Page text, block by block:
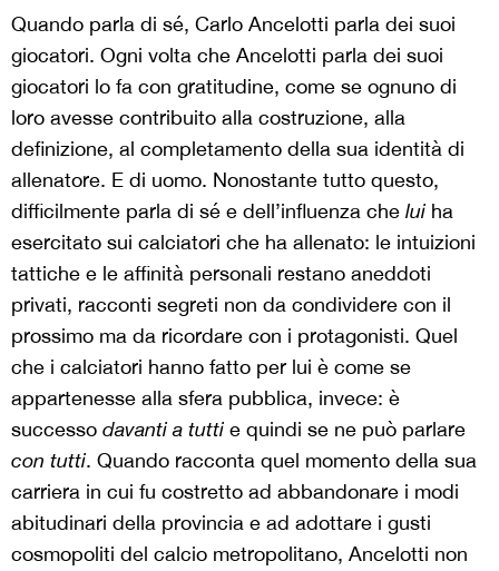
Quando parla di sé, Carlo Ancelotti parla dei suoi
giocatori. Ogni volta che Ancelotti parla dei suoi
giocatori lo fa con gratitudine, come se ognuno di
loro avesse contribuito alla costruzione, alla
definizione, al completamento della sua identità di
allenatore. E di uomo. Nonostante tutto questo,
difficilmente parla di sé e dell’influenza che lui ha
esercitato sui calciatori che ha allenato: le intuizioni
tattiche e le affinità personali restano aneddoti
privati, racconti segreti non da condividere con il
prossimo ma da ricordare con i protagonisti. Quel
che i calciatori hanno fatto per lui è come se
appartenesse alla sfera pubblica, invece: è
successo davanti a tutti e quindi se ne può parlare
con tutti. Quando racconta quel momento della sua
carriera in cui fu costretto ad abbandonare i modi
abitudinari della provincia e ad adottare i gusti
cosmopoliti del calcio metropolitano, Ancelotti non